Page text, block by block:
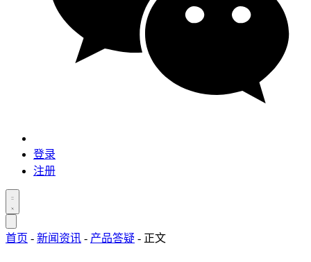
登录
注册
首页 - 新闻资讯 - 产品答疑 - 正文